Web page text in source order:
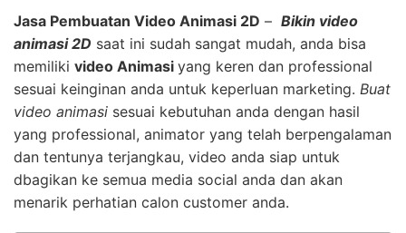
Jasa Pembuatan Video Animasi 2D – Bikin video
animasi 2D saat ini sudah sangat mudah, anda bisa
memiliki video Animasi yang keren dan professional
sesuai keinginan anda untuk keperluan marketing. Buat
video animasi sesuai kebutuhan anda dengan hasil
yang professional, animator yang telah berpengalaman
dan tentunya terjangkau, video anda siap untuk
dbagikan ke semua media social anda dan akan
menarik perhatian calon customer anda.